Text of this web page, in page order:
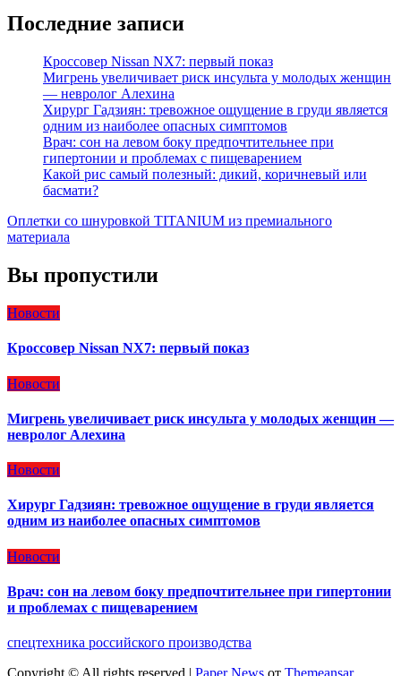
Последние записи
Кроссовер Nissan NX7: первый показ
Мигрень увеличивает риск инсульта у молодых женщин
— невролог Алехина
Хирург Гадзиян: тревожное ощущение в груди является
одним из наиболее опасных симптомов
Врач: сон на левом боку предпочтительнее при
гипертонии и проблемах с пищеварением
Какой рис самый полезный: дикий, коричневый или
басмати?
Оплетки со шнуровкой TITANIUM из премиального
материала
Вы пропустили
Новости
Кроссовер Nissan NX7: первый показ
Новости
Мигрень увеличивает риск инсульта у молодых женщин —
невролог Алехина
Новости
Хирург Гадзиян: тревожное ощущение в груди является
одним из наиболее опасных симптомов
Новости
Врач: сон на левом боку предпочтительнее при гипертонии
и проблемах с пищеварением
спецтехника российского производства